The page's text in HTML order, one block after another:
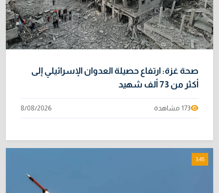
صحة غزة: ارتفاع حصيلة العدوان الإسرائيلي إلى
أكثر من 73 ألف شهيد
173 مشاهدة 8/08/2026
3:45